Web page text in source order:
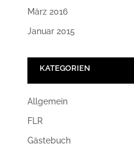
März 2016
Januar 2015
KATEGORIEN
Allgemein
FLR
Gästebuch